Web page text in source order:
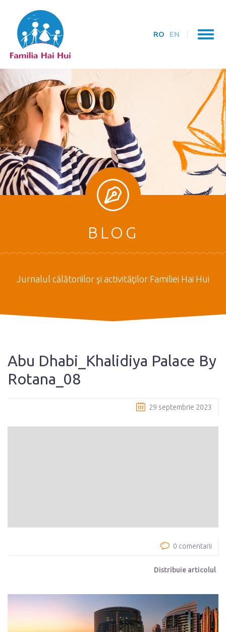
RO EN
BLOG
Jurnalul călătoriilor şi activităţilor Familiei Hai Hui
Abu Dhabi_Khalidiya Palace By
Rotana_08
29 septembrie 2023
0 comentarii
Distribuie articolul